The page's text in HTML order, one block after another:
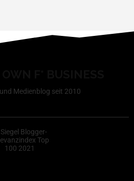
Medienblog seit 2010